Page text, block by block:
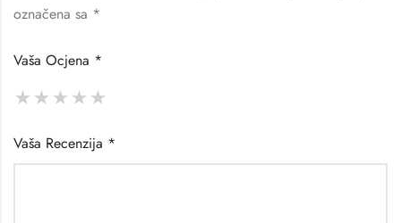
označena sa *
Vaša Ocjena *
Vaša Recenzija *